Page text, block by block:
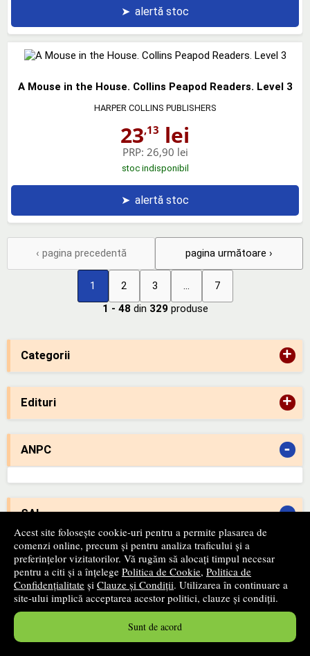
Acest site folosește cookie-uri pentru a permite plasarea de
comenzi online, precum și pentru analiza traficului și a
preferințelor vizitatorilor. Vă rugăm să alocați timpul necesar
pentru a citi și a înțelege Politica de Cookie, Politica de
Confidențialitate și Clauze și Condiții. Utilizarea în continuare a
site-ului implică acceptarea acestor politici, clauze și condiții.
Sunt de acord
Categorii +
Edituri +
ANPC -
SAL -
➤ alertă stoc
A Mouse in the House. Collins Peapod Readers. Level 3
HARPER COLLINS PUBLISHERS
23,13 lei
PRP: 26,90 lei
stoc indisponibil
➤ alertă stoc
‹ pagina precedentă
1 2 3 7
pagina următoare ›
1 - 48 din 329 produse
Newsletter
Fii primul care află despre produsele noi și reducerile apărute
pe site-ul nostru!